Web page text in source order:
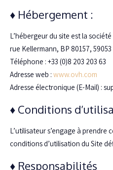
♦ Hébergement :
L’hébergeur du site est la
rue Kellermann, BP 80157, 59053
Téléphone : +33 (0)8 203 203 63
Adresse web : www.ovh.com
Adresse électronique (E-Mail) :
♦ Conditions
L’utilisateur s’engage à prendre
conditions d’utilisation du Site
♦ Responsabilités